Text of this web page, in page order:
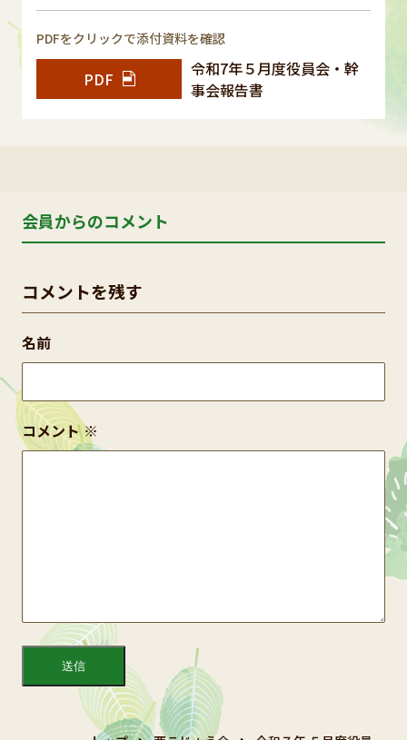
PDFをクリックで添付資料を確認
PDF
令和7年５月度役員会・幹
事会報告書
会員からのコメント
コメントを残す
コメント※
名前